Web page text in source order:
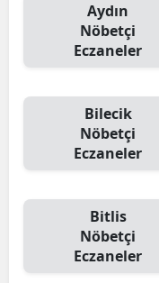
Aydın
Nöbetçi
Eczaneler
Bilecik
Nöbetçi
Eczaneler
Bitlis
Nöbetçi
Eczaneler